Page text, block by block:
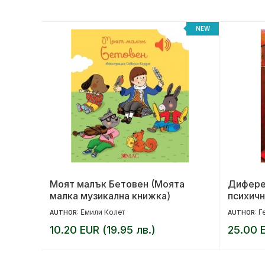
NEW
Моят малък Бетовен (Моята
малка музикална книжка)
AUTHOR: Емили Колет
10.20 EUR (19.95 лв.)
AUTHOR:
25.00